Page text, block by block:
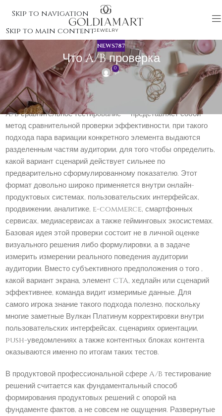
Skip to navigation
Skip to main content
NEWS787
Что A/B проверка
0
Что A/B проверка
A/B сравнительное тестирование — представляет собой
метод сравнительной проверки эффективности, при такого
подхода пара вариации конкретного элемента выдаются
разделенным частям аудитории, для того чтобы определить,
какой вариант сценарий действует сильнее по
предварительно сформулированному показателю. Этот
формат довольно широко применяется внутри онлайн-
продуктовых системах, пользовательских интерфейсах,
продвижении, аналитике, e-commerce, смартфонных
сервисах, медиасервисах а также гейминговых экосистемах.
Базовая идея этой проверки состоит не в личной оценке
визуального решения либо формулировки, а в задаче
измерить измерении реального поведения аудитории
аудитории. Вместо субъективного предположения о того ,
какой вариант экрана, элемент CTA, хедлайн или сценарий
эффективнее, команда видит измеримые данные. Для
самого игрока знание такого подхода полезно, поскольку
многие заметные Вулкан Платинум корректировки внутри
пользовательских интерфейсах, сценариях ориентации,
push-уведомлениях а также контентных блоках контента
оказываются именно по итогам таких тестов.
В продуктовой профессиональной сфере A/B тестирование
решений считается как фундаментальный способ
формирования продуктовых решений с опорой на
фундаменте фактов, а не совсем не ощущения. Развернутые